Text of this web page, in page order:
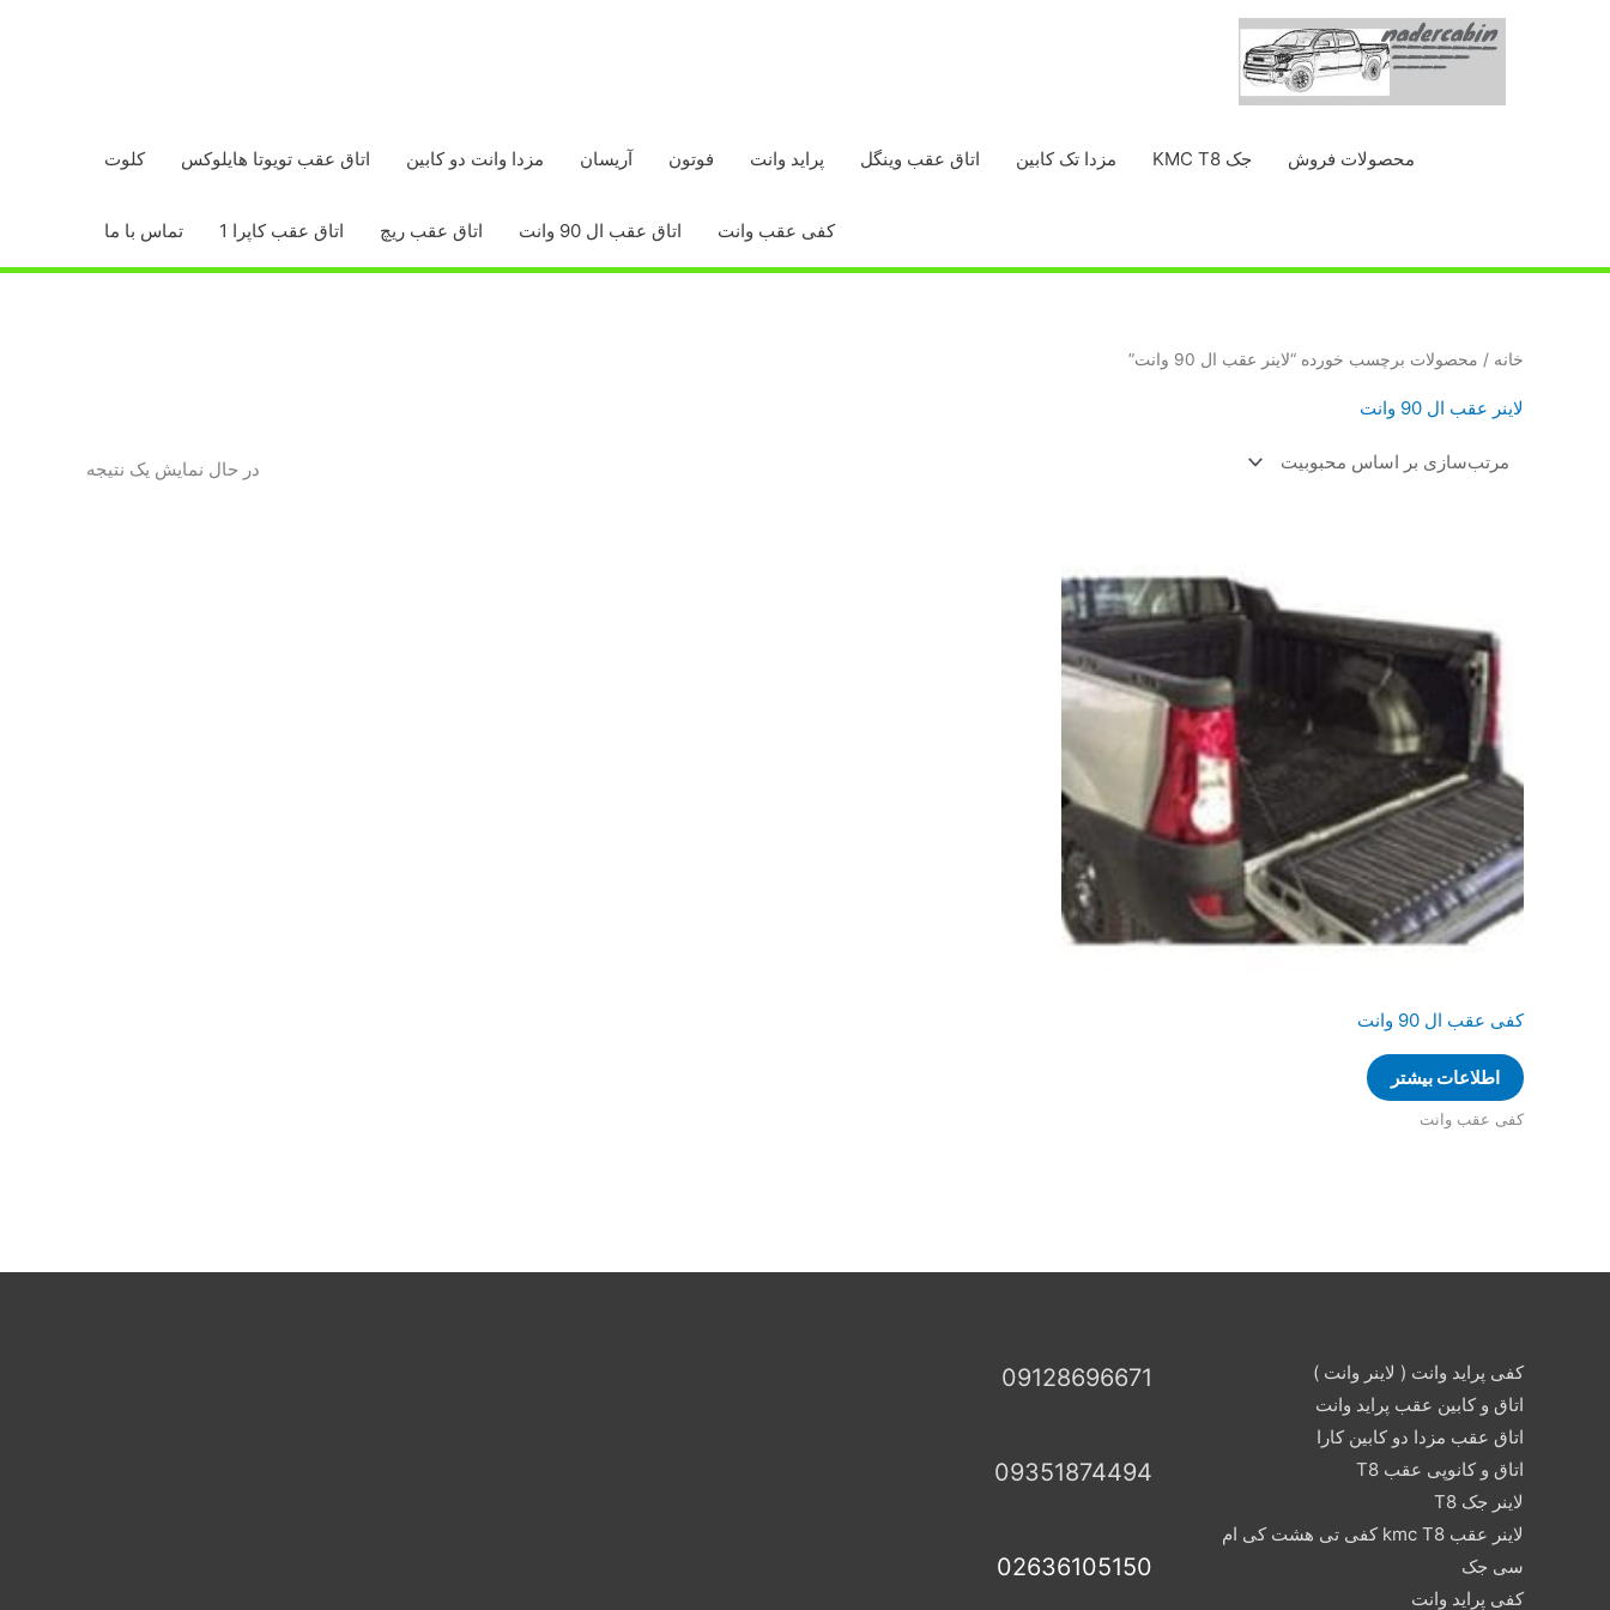
محصولات فروش جک KMC T8 مزدا تک کابین اتاق عقب وینگل پراید وانت فوتون آریسان مزدا وانت دو کابین اتاق عقب تویوتا هایلوکس کلوت
کفی عقب وانت اتاق عقب ال 90 وانت اتاق عقب ریچ اتاق عقب کاپرا 1 تماس با ما
خانه / محصولات برچسب خورده “لاینر عقب ال 90 وانت”
لاینر عقب ال 90 وانت
در حال نمایش یک نتیجه
کفی عقب ال 90 وانت
اطلاعات بیشتر
کفی عقب وانت
کفی پراید وانت ( لاینر وانت )
اتاق و کابین عقب پراید وانت
اتاق عقب مزدا دو کابین کارا
اتاق و کانوپی عقب T8
لاینر جک T8
لاینر عقب kmc T8 کفی تی هشت کی ام
سی جک
کفی پراید وانت
09128696671
09351874494
02636105150